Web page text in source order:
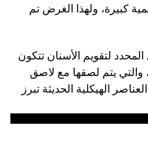
كبيرة، ولهذا الغرض تم
لتقويم الأسنان تتكون
يتم لصقها مع لاصق
الهيكلية الحديثة تبرز